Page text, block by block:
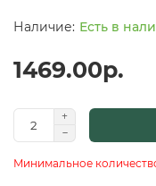
Есть в
1469.00р.
Минимальное